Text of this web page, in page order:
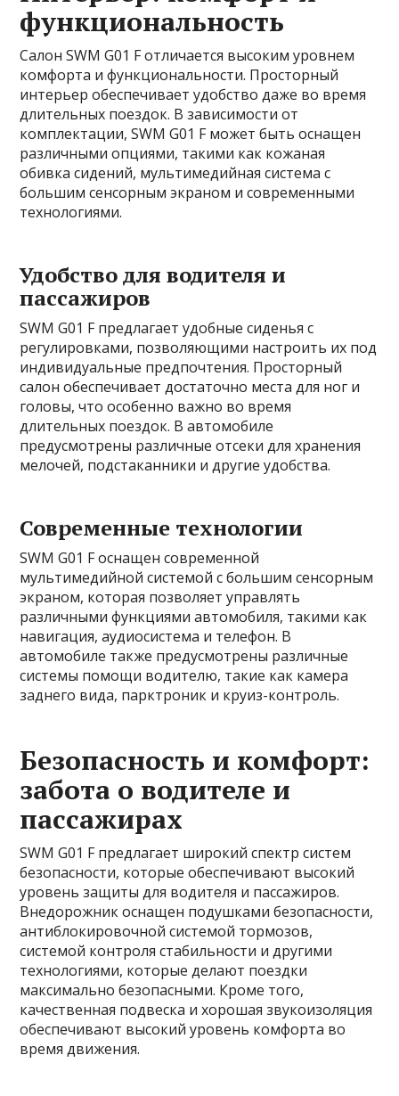
функциональность
Салон SWM G01 F отличается высоким уровнем
комфорта и функциональности. Просторный
интерьер обеспечивает удобство даже во время
длительных поездок. В зависимости от
комплектации, SWM G01 F может быть оснащен
различными опциями, такими как кожаная
обивка сидений, мультимедийная система с
большим сенсорным экраном и современными
технологиями.
Удобство для водителя и
пассажиров
SWM G01 F предлагает удобные сиденья с
регулировками, позволяющими настроить их под
индивидуальные предпочтения. Просторный
салон обеспечивает достаточно места для ног и
головы, что особенно важно во время
длительных поездок. В автомобиле
предусмотрены различные отсеки для хранения
мелочей, подстаканники и другие удобства.
Современные технологии
SWM G01 F оснащен современной
мультимедийной системой с большим сенсорным
экраном, которая позволяет управлять
различными функциями автомобиля, такими как
навигация, аудиосистема и телефон. В
автомобиле также предусмотрены различные
системы помощи водителю, такие как камера
заднего вида, парктроник и круиз-контроль.
Безопасность и комфорт:
забота о водителе и
пассажирах
SWM G01 F предлагает широкий спектр систем
безопасности, которые обеспечивают высокий
уровень защиты для водителя и пассажиров.
Внедорожник оснащен подушками безопасности,
антиблокировочной системой тормозов,
системой контроля стабильности и другими
технологиями, которые делают поездки
максимально безопасными. Кроме того,
качественная подвеска и хорошая звукоизоляция
обеспечивают высокий уровень комфорта во
время движения.